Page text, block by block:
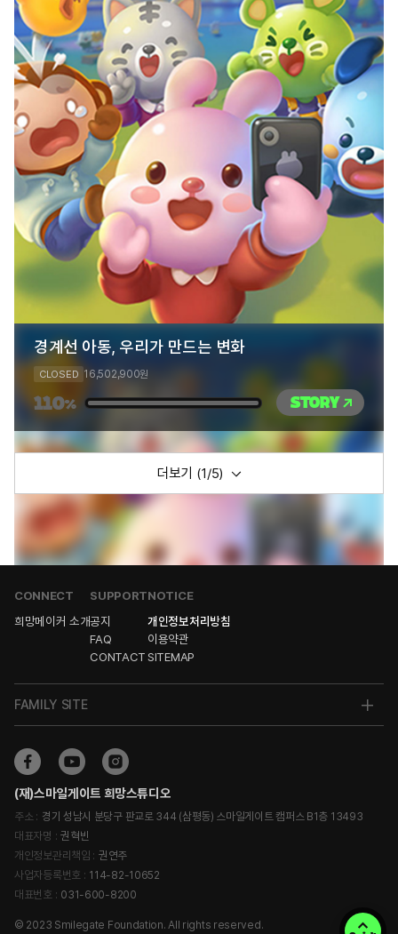
경계선 아동, 우리가 만드는 변화
CLOSED 16,502,900원
110% STORY
더보기 (1/5)
CONNECT
희망메이커 소개
SUPPORT
공지
FAQ
CONTACT
NOTICE
개인정보처리방침
이용약관
SITEMAP
FAMILY SITE
(재)스마일게이트 희망스튜디오
주소 : 경기 성남시 분당구 판교로 344 (삼평동) 스마일게이트 캠퍼스 B1층 13493
대표자명 : 권혁빈
개인정보관리책임 : 권연주
사업자등록번호 : 114-82-10652
대표번호 : 031-600-8200
© 2023 Smilegate Foundation. All rights reserved.